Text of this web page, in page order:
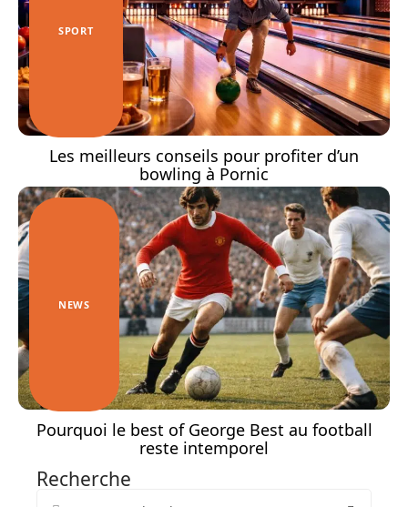
SPORT
Les meilleurs conseils pour profiter d’un
bowling à Pornic
NEWS
Pourquoi le best of George Best au football
reste intemporel
Recherche